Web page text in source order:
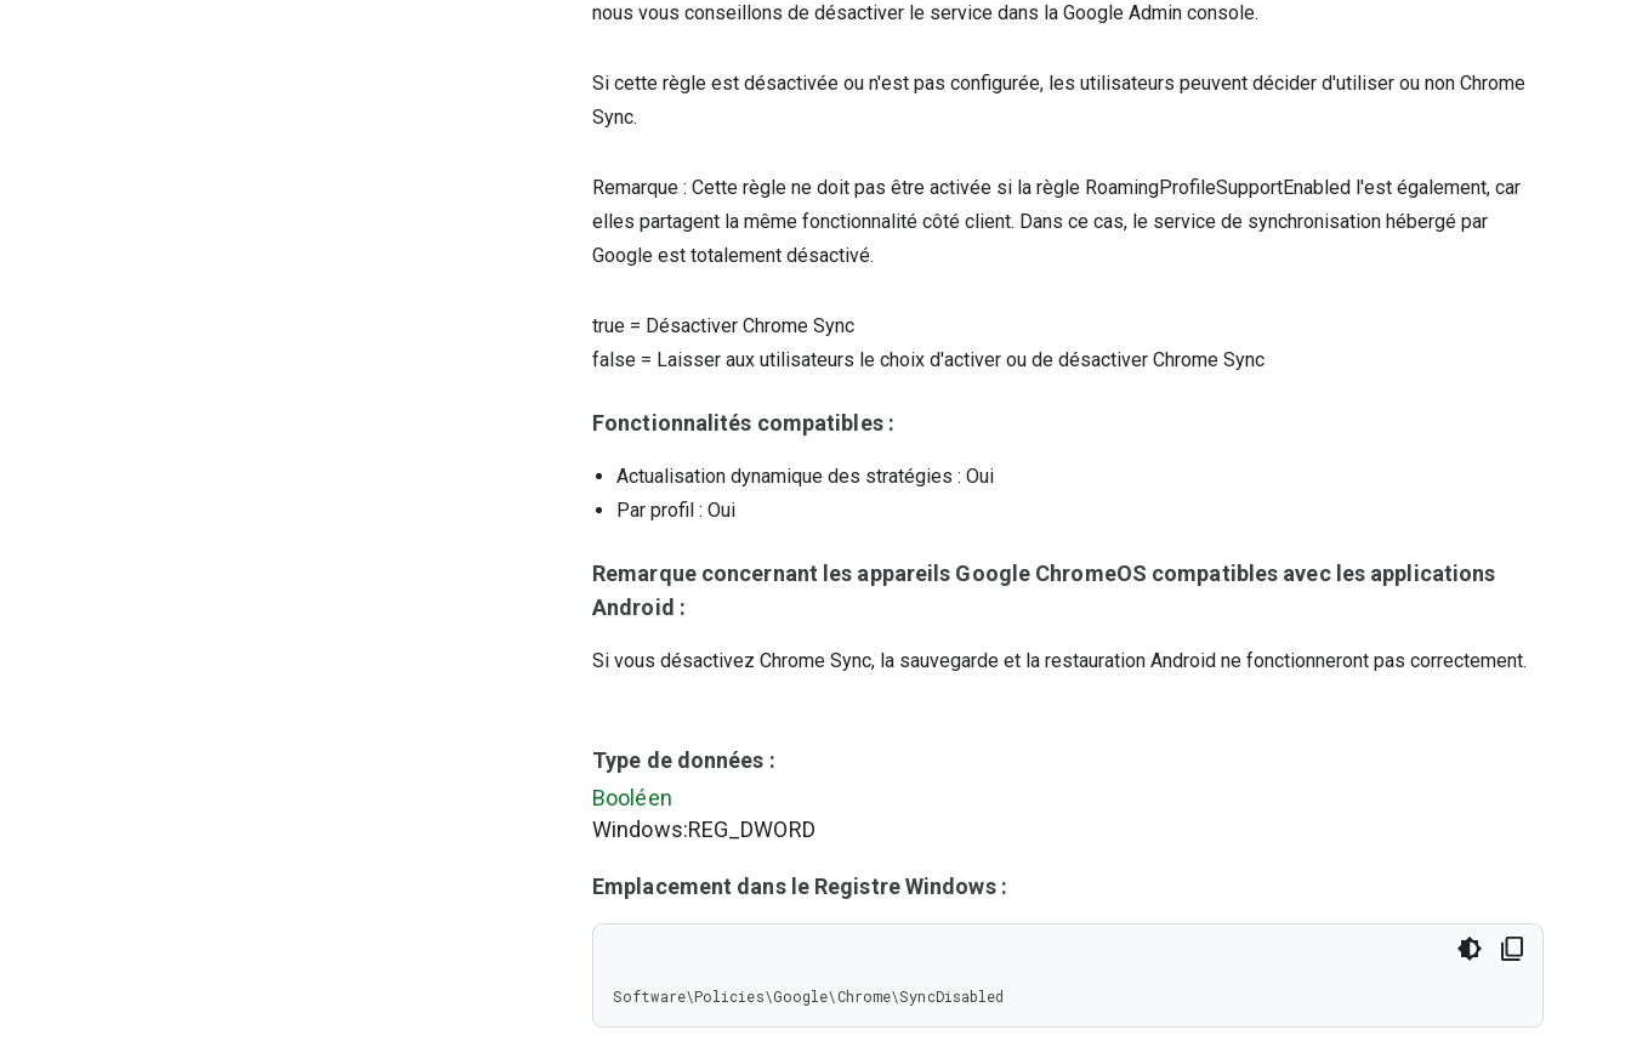
nous vous conseillons de désactiver le service dans la Google Admin console.
Si cette règle est désactivée ou n'est pas configurée, les utilisateurs peuvent décider d'utiliser ou non Chrome
Sync.
Remarque : Cette règle ne doit pas être activée si la règle RoamingProfileSupportEnabled l'est également, car
elles partagent la même fonctionnalité côté client. Dans ce cas, le service de synchronisation hébergé par
Google est totalement désactivé.
true = Désactiver Chrome Sync
false = Laisser aux utilisateurs le choix d'activer ou de désactiver Chrome Sync
Fonctionnalités compatibles :
Actualisation dynamique des stratégies : Oui
Par profil : Oui
Remarque concernant les appareils Google ChromeOS compatibles avec les applications
Android :
Si vous désactivez Chrome Sync, la sauvegarde et la restauration Android ne fonctionneront pas correctement.
Type de données :
Booléen
Windows:REG_DWORD
Emplacement dans le Registre Windows :
Software\Policies\Google\Chrome\SyncDisabled